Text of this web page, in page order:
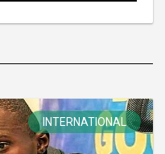
INTERNATIONAL